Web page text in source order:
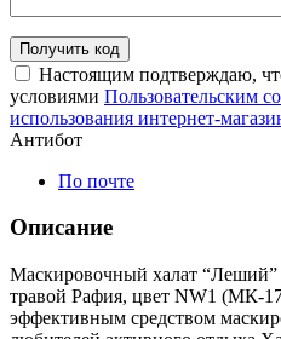
Получить код
Настоящим подтверждаю,
условиями Пользовательским
использования интернет-
Антибот
По почте
Описание
Маскировочный халат “Леший”
травой Рафия, цвет NW1 (МК-
эффективным средством